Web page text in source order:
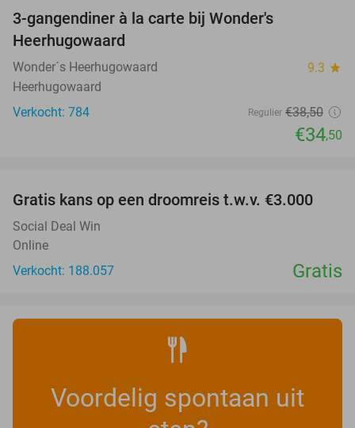
3-gangendiner à la carte bij Wonder's
Heerhugowaard
Wonder´s Heerhugowaard 9.3 star
Heerhugowaard
Verkocht: 784
Regulier €38,50
€34,50
Gratis kans op een droomreis t.w.v. €3.000
Social Deal Win
Online
Verkocht: 188.057
Gratis
Voordelig spontaan uit